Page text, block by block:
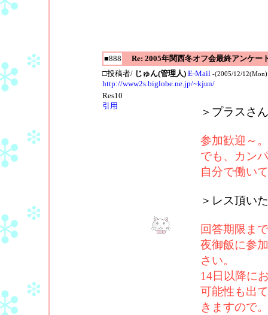
■888
Re: 2005年関西冬オフ会最終アンケー
□投稿者/ じゅん(管理人) E-Mail -(2005/12/
http://www2s.biglobe.ne.jp/~kjun/
Res10
引用
＞プラスさん
参加歓迎～。
でも、カン
自分で働い
＞レス頂い
回答期限ま
夜御飯に参
さい。
14日以降に
可能性も出て
きますので。